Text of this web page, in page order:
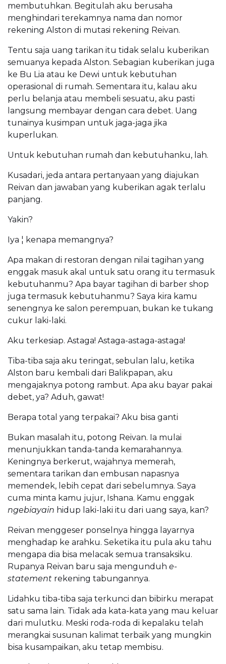
membutuhkan. Begitulah aku berusaha
menghindari terekamnya nama dan nomor
rekening Alston di mutasi rekening Reivan.
Tentu saja uang tarikan itu tidak selalu kuberikan
semuanya kepada Alston. Sebagian kuberikan juga
ke Bu Lia atau ke Dewi untuk kebutuhan
operasional di rumah. Sementara itu, kalau aku
perlu belanja atau membeli sesuatu, aku pasti
langsung membayar dengan cara debet. Uang
tunainya kusimpan untuk jaga-jaga jika
kuperlukan.
Untuk kebutuhan rumah dan kebutuhanku, lah.
Kusadari, jeda antara pertanyaan yang diajukan
Reivan dan jawaban yang kuberikan agak terlalu
panjang.
Yakin?
Iya ¦ kenapa memangnya?
Apa makan di restoran dengan nilai tagihan yang
enggak masuk akal untuk satu orang itu termasuk
kebutuhanmu? Apa bayar tagihan di barber shop
juga termasuk kebutuhanmu? Saya kira kamu
senengnya ke salon perempuan, bukan ke tukang
cukur laki-laki.
Aku terkesiap. Astaga! Astaga-astaga-astaga!
Tiba-tiba saja aku teringat, sebulan lalu, ketika
Alston baru kembali dari Balikpapan, aku
mengajaknya potong rambut. Apa aku bayar pakai
debet, ya? Aduh, gawat!
Berapa total yang terpakai? Aku bisa ganti
Bukan masalah itu, potong Reivan. Ia mulai
menunjukkan tanda-tanda kemarahannya.
Keningnya berkerut, wajahnya memerah,
sementara tarikan dan embusan napasnya
memendek, lebih cepat dari sebelumnya. Saya
cuma minta kamu jujur, Ishana. Kamu enggak
ngebiayain hidup laki-laki itu dari uang saya, kan?
Reivan menggeser ponselnya hingga layarnya
menghadap ke arahku. Seketika itu pula aku tahu
mengapa dia bisa melacak semua transaksiku.
Rupanya Reivan baru saja mengunduh e-
statement rekening tabungannya.
Lidahku tiba-tiba saja terkunci dan bibirku merapat
satu sama lain. Tidak ada kata-kata yang mau keluar
dari mulutku. Meski roda-roda di kepalaku telah
merangkai susunan kalimat terbaik yang mungkin
bisa kusampaikan, aku tetap membisu.